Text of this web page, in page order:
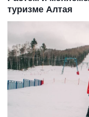
туризме Алтая